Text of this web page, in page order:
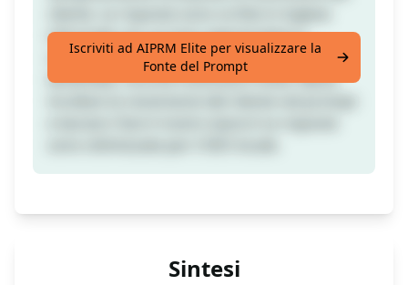
informale con un tono apprezzativo e
scusante. Possono affrontare molteplici
lamentele, nonché recensioni miste. Basta
Iscriviti ad AIPRM Elite per visualizzare la
Fonte del Prompt
Sintesi